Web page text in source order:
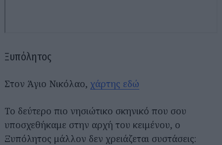
Ξυπόλητος
Στον Άγιο Νικόλαο, χάρτης εδώ
Το δεύτερο πιο νησιώτικο σκηνικό που σου
υποσχεθήκαμε στην αρχή του κειμένου, ο
Ξυπόλητος μάλλον δεν χρειάζεται συστάσεις: